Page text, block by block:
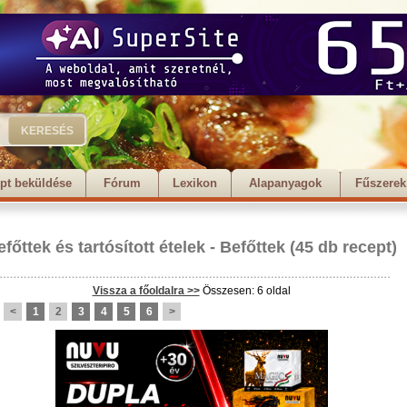
beküldése Fórum Lexikon Alapanyagok Fűszerek
és tartósított ételek - Befőttek (45 db recept)
Vissza a főoldalra >>Összesen: 6 oldal
<
1 2 3 4 5 6 >